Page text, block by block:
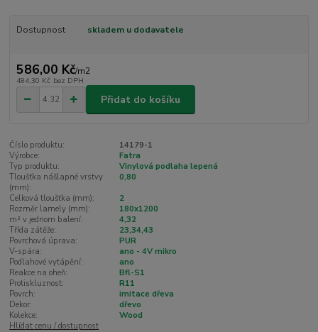
Dostupnost skladem u dodavatele
586,00 Kč/m2
484,30 Kč bez DPH
Přidat do košíku
Číslo produktu:
14179-1
Výrobce:
Fatra
Typ produktu:
Vinylová podlaha lepená
Tloušťka nášlapné vrstvy
(mm):
0,80
Celková tloušťka (mm):
2
Rozměr lamely (mm):
180x1200
m² v jednom balení:
4,32
Třída zátěže:
23,34,43
Povrchová úprava:
PUR
V-spára:
ano - 4V mikro
Podlahové vytápění:
ano
Reakce na oheň:
Bfl-S1
Protiskluznost:
R11
Povrch:
imitace dřeva
Dekor:
dřevo
Kolekce:
Wood
Hlídat cenu / dostupnost